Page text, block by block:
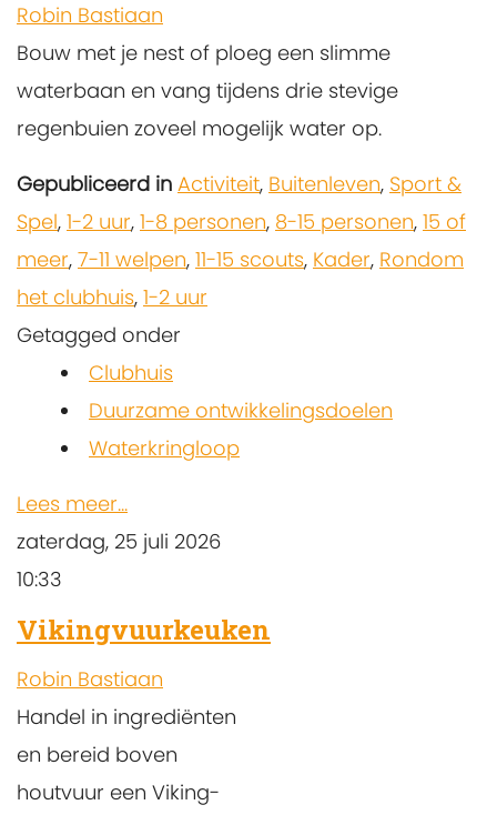
Robin Bastiaan
Bouw met je nest of ploeg een slimme
waterbaan en vang tijdens drie stevige
regenbuien zoveel mogelijk water op.
Gepubliceerd in Activiteit, Buitenleven, Sport &
Spel, 1-2 uur, 1-8 personen, 8-15 personen, 15 of
meer, 7-11 welpen, 11-15 scouts, Kader, Rondom
het clubhuis, 1-2 uur
Getagged onder
Clubhuis
Duurzame ontwikkelingsdoelen
Waterkringloop
Lees meer...
zaterdag, 25 juli 2026
10:33
Vikingvuurkeuken
Robin Bastiaan
Handel in ingrediënten
en bereid boven
houtvuur een Viking-